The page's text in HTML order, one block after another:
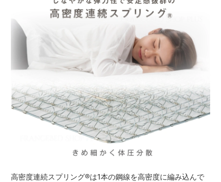
高密度連続スプリング®は1本の鋼線を高密度に編み込んで